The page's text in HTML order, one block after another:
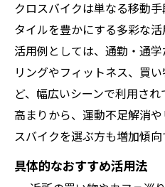
クロスバイクは単なる移動
タイルを豊かにする多彩な
活用例としては、通勤・通
リングやフィットネス、買
ど、幅広いシーンで利用さ
高まりから、運動不足解消
スバイクを選ぶ方も増加傾向
具体的なおすすめ活用法